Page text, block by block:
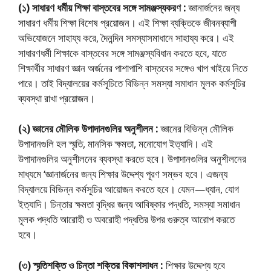
(১) সাধারণ ধর্মীয় শিক্ষা বাস্তবের সঙ্গে সামঞ্জস্যকরণ :জ্ঞানার্জনের জন্য
সাধারণ ধর্মীয় শিক্ষা বিশেষ প্রয়ােজন। এই শিক্ষা ব্যক্তিকে জীবনব্যাপী
অভিযােজনে সাহায্য করে, দৈনন্দিন সমস্যাসমাধানে সাহায্য করে। এই
সাধারণধর্মী শিক্ষাকে বাস্তবের সঙ্গে সামঞ্জস্যবিধান করতে হবে, যাতে
শিক্ষার্থীর সাধারণ জ্ঞান অর্জনের পাশাপাশি বাস্তবের সঙ্গেও খাপ খাইয়ে নিতে
পারে। তাই বিদ্যালয়ের কর্মসূচিতে বিভিন্ন সমস্যা সমাধান মূলক কর্মসূচির
ব্যবস্থা রাখা প্রয়ােজন।
(২) জ্ঞানের মৌলিক উপাদানগুলির অনুশীলন :জ্ঞানের বিভিন্ন মৌলিক
উপাদানগুলি হল স্মৃতি, মানসিক ক্ষমতা, মনােযােগ ইত্যাদি। এই
উপাদানগুলির অনুশীলনের ব্যবস্থা করতে হবে। উপাদানগুলির অনুশীলনের
মাধ্যমে ‘জ্ঞানার্জনের জন্য শিক্ষার উদ্দেশ্য পূরণ সম্ভব হবে। এজন্য
বিদ্যালয়ে বিভিন্ন কর্মসূচির আয়ােজন করতে হবে। যেমন—ধ্যান, যােগ
ইত্যাদি। চিন্তার ক্ষমতা বৃদ্ধির জন্য আবিষ্কার পদ্ধতি, সমস্যা সমাধান
মূলক পদ্ধতি আরােহী ও অবরােহী পদ্ধতির উপর গুরুত্ব আরােপ করতে
হবে।
(৩) স্মৃতিশক্তি ও চিন্তা শক্তির বিকাশসাধন : শিক্ষার উদ্দেশ্য হবে